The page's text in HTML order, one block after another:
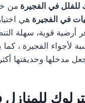
للفلل في الفجيرة من
في الفجيرة هي
أرضية قوية، سهلة
لأجواء الفجيرة ،
مدخلها وحديقتها